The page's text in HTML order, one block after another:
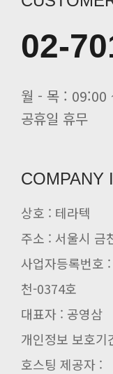
02-
공휴일 휴무
COMPANY
상호 : 테라텍
주소 : 서울시 금
사업자등록번호
천-0374호
대표자 : 공영삼
개인정보 보호기
호스팅 제공자 :